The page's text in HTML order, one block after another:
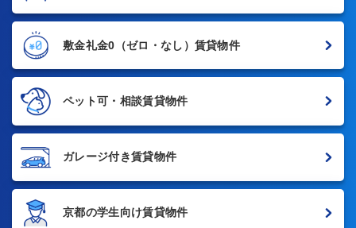
敷金礼金0 （ゼロ・なし）賃貸物件
ペット可・相談賃貸物件
ガレージ付き賃貸物件
京都の学生向け賃貸物件